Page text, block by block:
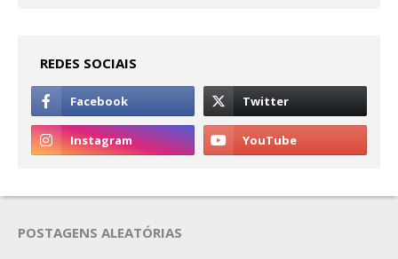
REDES SOCIAIS
POSTAGENS ALEATÓRIAS